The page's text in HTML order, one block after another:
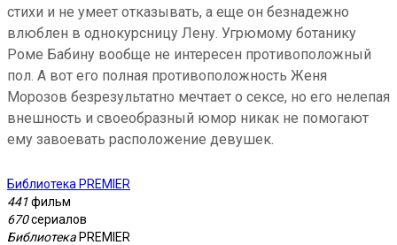
стихи и не умеет отказывать, а еще он безнадежно
влюблен в однокурсницу Лену. Угрюмому ботанику
Роме Бабину вообще не интересен противоположный
пол. А вот его полная противоположность Женя
Морозов безрезультатно мечтает о сексе, но его нелепая
внешность и своеобразный юмор никак не помогают
ему завоевать расположение девушек.
Библиотека PREMIER
441фильм
670сериалов
Библиотека PREMIER